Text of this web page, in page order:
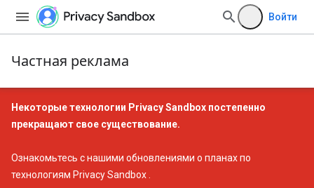
Войти
Частная реклама
Некоторые технологии Privacy Sandbox постепенно
прекращают свое существование.
Ознакомьтесь с нашими обновлениями о планах по
технологиям Privacy Sandbox